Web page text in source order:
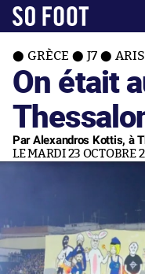
GRÈCE J7
On était
Par Alexandros Kottis, à
LE MARDI 23 OCTOBRE